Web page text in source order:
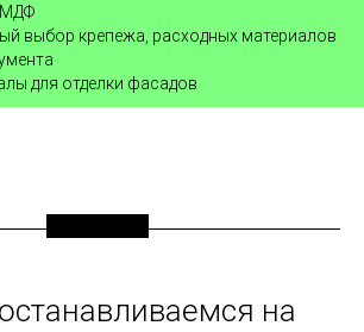
МДФ
выбор крепежа, расходных материалов
для отделки фасадов
на